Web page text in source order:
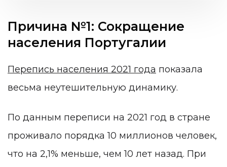
Причина №1: Сокращение
населения Португалии
Перепись населения 2021 года показала
весьма неутешительную динамику.
По данным переписи на 2021 год в стране
проживало порядка 10 миллионов человек,
что на 2,1% меньше, чем 10 лет назад. При